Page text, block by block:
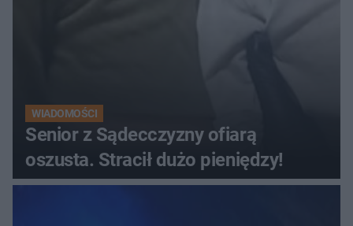
WIADOMOŚCI
Senior z Sądecczyzny ofiarą
oszusta. Stracił dużo pieniędzy!